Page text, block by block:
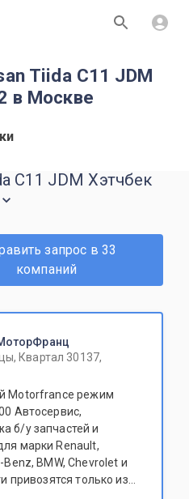
Tiida C11 JDM
в Москве
C11 JDM Хэтчбек
запрос в 33
компаний
Квартал 30137,
Motorfrance режим
Автосервис,
б/у запчастей и
марки Renault,
BMW, Chevrolet и